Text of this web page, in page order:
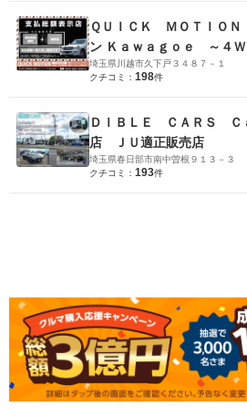
ＱＵＩＣＫ ＭＯＴＩＯ
ン Ｋａｗａｇｏｅ ～４
～
埼玉県川越市久下戸３４８７－１
クチコミ： 198件
ＤＩＢＬＥ ＣＡＲＳ Ｃ
店 ＪＵ適正販売店
埼玉県春日部市南中曽根９１３－３
クチコミ： 193件